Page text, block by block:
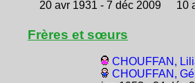
20 avr 1931 - 7 déc 2009
10
Frères et sœurs
CHOUFFAN,
CHOUFFAN,